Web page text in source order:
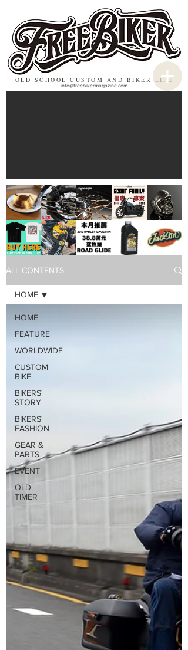
OLD SCHOOL CUSTOM AND BIKER LIFE
info@freebikermagazine.com
ALL CONTENTS
HOME
FEATURE
WORLDWIDE
CUSTOM
BIKE
BIKERS'
STORY
BIKERS'
FASHION
GEAR &
PARTS
EVENT
OLD
TIMER
HOME